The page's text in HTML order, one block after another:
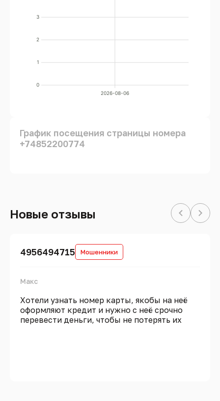
0
1
2
3
2026-08-06
График посещения страницы номера
+74852200774
Новые отзывы
4956494715 Мошенники
Макс
Хотели узнать номер карты, якобы на неё
оформляют кредит и нужно с неё срочно
перевести деньги, чтобы не потерять их